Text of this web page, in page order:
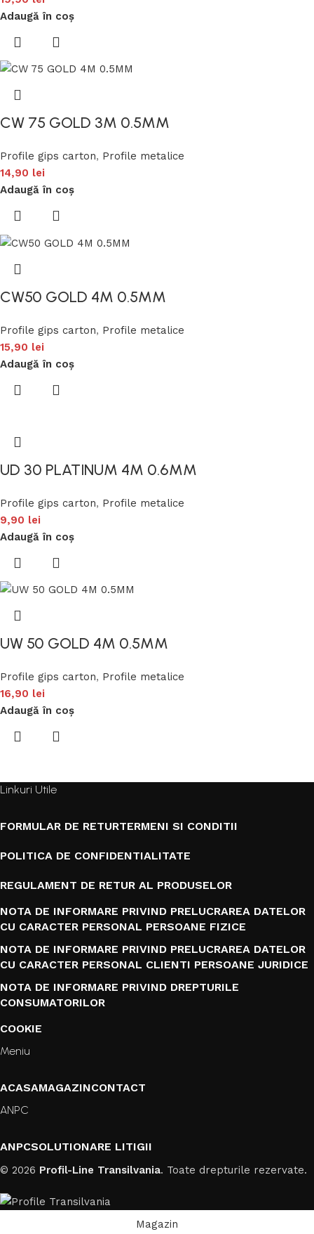
Adaugă în coș
CW 75 GOLD 3M 0.5MM
Profile gips carton, Profile metalice
14,90 lei
Adaugă în coș
CW50 GOLD 4M 0.5MM
Profile gips carton, Profile metalice
15,90 lei
Adaugă în coș
UD 30 PLATINUM 4M 0.6MM
Profile gips carton, Profile metalice
9,90 lei
Adaugă în coș
UW 50 GOLD 4M 0.5MM
Profile gips carton, Profile metalice
16,90 lei
Adaugă în coș
Linkuri Utile
FORMULAR DE RETURTERMENI SI CONDITII
POLITICA DE CONFIDENTIALITATE
REGULAMENT DE RETUR AL PRODUSELOR
NOTA DE INFORMARE PRIVIND PRELUCRAREA DATELOR
CU CARACTER PERSONAL PERSOANE FIZICE
NOTA DE INFORMARE PRIVIND PRELUCRAREA DATELOR
CU CARACTER PERSONAL CLIENTI PERSOANE JURIDICE
NOTA DE INFORMARE PRIVIND DREPTURILE
CONSUMATORILOR
COOKIE
Meniu
ACASAMAGAZINCONTACT
ANPC
ANPCSOLUTIONARE LITIGII
© 2026 Profil-Line Transilvania. Toate drepturile rezervate.
Magazin